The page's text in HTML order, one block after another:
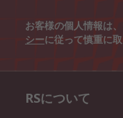
お客様の個人情報は
シーに従って慎重に
RSについて